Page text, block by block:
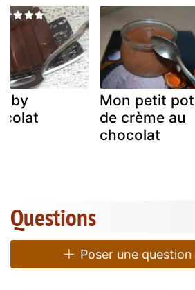
Mon petit pot
de crème au
chocolat
Questions
Poser une